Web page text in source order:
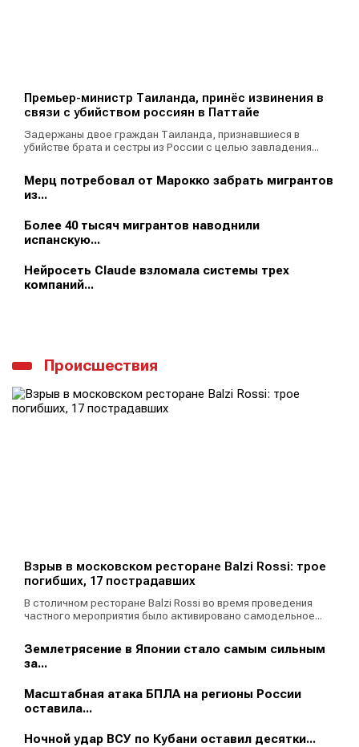
Премьер-министр Таиланда, принёс извинения в
связи с убийством россиян в Паттайе
Задержаны двое граждан Таиланда, признавшиеся в
убийстве брата и сестры из России с целью завладения...
Мерц потребовал от Марокко забрать мигрантов
из...
Более 40 тысяч мигрантов наводнили
испанскую...
Нейросеть Claude взломала системы трех
компаний...
Происшествия
Взрыв в московском ресторане Balzi Rossi: трое
погибших, 17 пострадавших
В столичном ресторане Balzi Rossi во время проведения
частного мероприятия было активировано самодельное...
Землетрясение в Японии стало самым сильным
за...
Масштабная атака БПЛА на регионы России
оставила...
Ночной удар ВСУ по Кубани оставил десятки...